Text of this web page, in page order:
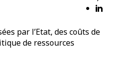
par l’Etat, des coûts de
de ressources